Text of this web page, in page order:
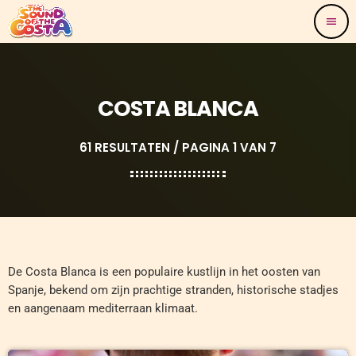
menu
COSTA BLANCA
61 RESULTATEN / PAGINA 1 VAN 7
De Costa Blanca is een populaire kustlijn in het oosten van
Spanje, bekend om zijn prachtige stranden, historische stadjes
en aangenaam mediterraan klimaat.